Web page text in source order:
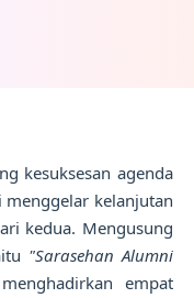
kesuksesan agenda
kelanjutan
kedua. Mengusung
"Sarasehan Alumni
empat